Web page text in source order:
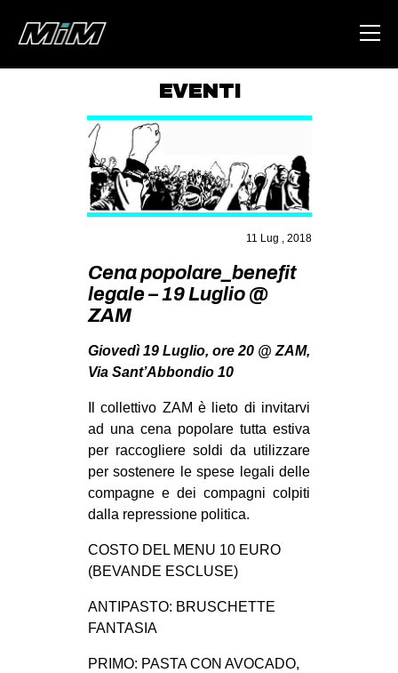
AREA
DEGENERAZIONE
CSOA LAMBRETTA
STUDENTI TSUNAMI
ZAM
MILANO
MOBILITAZIONI
SPAZI
SPORT POPOLARE
AMBIENTE
DIRITTO ALL’ABITARE
GENERI
EVENTI
11 Lug , 2018
Cena popolare_benefit
legale – 19 Luglio @
ZAM
Giovedì 19 Luglio, ore 20 @ ZAM,
Via Sant’Abbondio 10
Il collettivo ZAM è lieto di invitarvi
ad una cena popolare tutta estiva
per raccogliere soldi da utilizzare
per sostenere le spese legali delle
compagne e dei compagni colpiti
dalla repressione politica.
COSTO DEL MENU 10 EURO
(BEVANDE ESCLUSE)
ANTIPASTO: BRUSCHETTE
FANTASIA
PRIMO: PASTA CON AVOCADO,